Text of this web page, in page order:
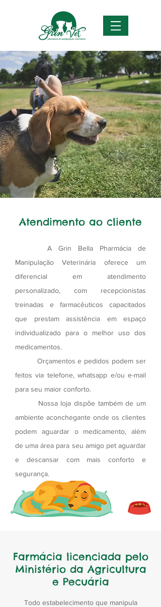
Atendimento ao cliente
A Grin Bella Pharmácia de
Manipulação Veterinária oferece um
diferencial em atendimento
personalizado, com recepcionistas
treinadas e farmacêuticos capacitados
que prestam assistência em espaço
individualizado para o melhor uso dos
medicamentos.
Orçamentos e pedidos podem ser
feitos via telefone, whatsapp e/ou e-mail
para seu maior conforto.
Nossa loja dispõe também de um
ambiente aconchegante onde os clientes
podem aguardar o medicamento, além
de uma área para seu amigo pet aguardar
e descansar com mais conforto e
segurança.
Farmácia licenciada pelo
Ministério da Agricultura
e Pecuária
Todo estabelecimento que manipula